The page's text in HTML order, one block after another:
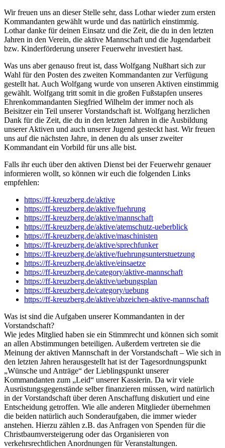
Wir freuen uns an dieser Stelle sehr, dass Lothar wieder zum ersten
Kommandanten gewählt wurde und das natürlich einstimmig.
Lothar danke für deinen Einsatz und die Zeit, die du in den letzten
Jahren in den Verein, die aktive Mannschaft und die Jugendarbeit
bzw. Kinderförderung unserer Feuerwehr investiert hast.
Was uns aber genauso freut ist, dass Wolfgang Nußhart sich zur
Wahl für den Posten des zweiten Kommandanten zur Verfügung
gestellt hat. Auch Wolfgang wurde von unseren Aktiven einstimmig
gewählt. Wolfgang tritt somit in die großen Fußstapfen unseres
Ehrenkommandanten Siegfried Wilhelm der immer noch als
Beisitzer ein Teil unserer Vorstandschaft ist. Wolfgang herzlichen
Dank für die Zeit, die du in den letzten Jahren in die Ausbildung
unserer Aktiven und auch unserer Jugend gesteckt hast. Wir freuen
uns auf die nächsten Jahre, in denen du als unser zweiter
Kommandant ein Vorbild für uns alle bist.
Falls ihr euch über den aktiven Dienst bei der Feuerwehr genauer
informieren wollt, so können wir euch die folgenden Links
empfehlen:
https://ff-kreuzberg.de/aktive
https://ff-kreuzberg.de/aktive/fuehrung
https://ff-kreuzberg.de/aktive/mannschaft
https://ff-kreuzberg.de/aktive/atemschutz-ueberblick
https://ff-kreuzberg.de/aktive/maschinisten
https://ff-kreuzberg.de/aktive/sprechfunker
https://ff-kreuzberg.de/aktive/fuehrungsunterstuetzung
https://ff-kreuzberg.de/aktive/einsaetze
https://ff-kreuzberg.de/category/aktive-mannschaft
https://ff-kreuzberg.de/aktive/uebungsplan
https://ff-kreuzberg.de/category/uebung
https://ff-kreuzberg.de/aktive/abzeichen-aktive-mannschaft
Was ist sind die Aufgaben unserer Kommandanten in der
Vorstandschaft?
Wie jedes Mitglied haben sie ein Stimmrecht und können sich somit
an allen Abstimmungen beteiligen. Außerdem vertreten sie die
Meinung der aktiven Mannschaft in der Vorstandschaft – Wie sich in
den letzten Jahren herausgestellt hat ist der Tagesordnungspunkt
„Wünsche und Anträge“ der Lieblingspunkt unserer
Kommandanten zum „Leid“ unserer Kassierin. Da wir viele
Ausrüstungsgegenstände selber finanzieren müssen, wird natürlich
in der Vorstandschaft über deren Anschaffung diskutiert und eine
Entscheidung getroffen. Wie alle anderen Mitglieder übernehmen
die beiden natürlich auch Sonderaufgaben, die immer wieder
anstehen. Hierzu zählen z.B. das Anfragen von Spenden für die
Christbaumversteigerung oder das Organisieren von
verkehrsrechtlichen Anordnungen für Veranstaltungen.